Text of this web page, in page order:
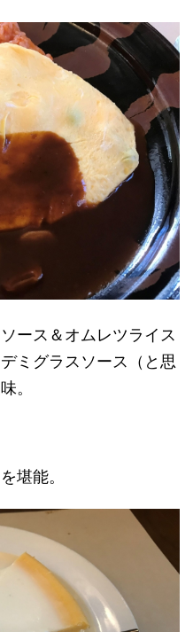
ース＆オムレツライス
ミグラスソース（と思
。
堪能。